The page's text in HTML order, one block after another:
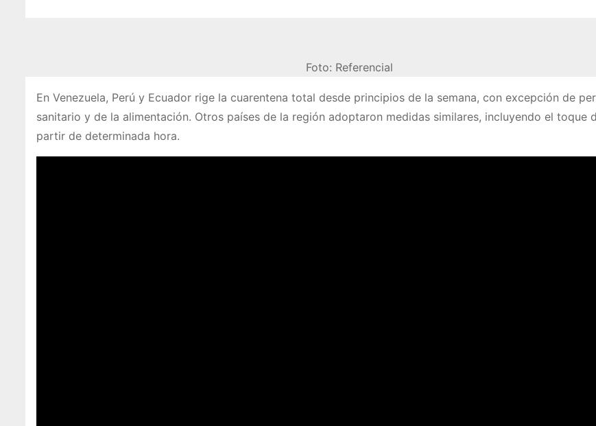
Foto: Referencial
En Venezuela, Perú y Ecuador rige la cuarentena total desde principios de la semana, con excepción de
sanitario y de la alimentación. Otros países de la región adoptaron medidas similares, incluyendo el toque
partir de determinada hora.